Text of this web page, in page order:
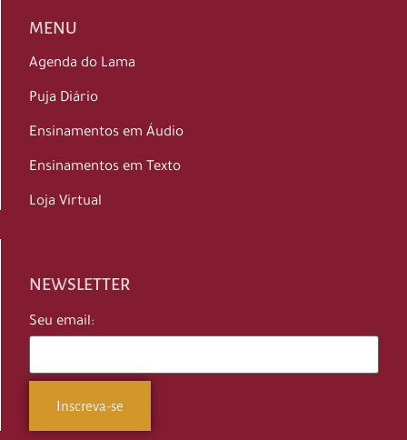
MENU
Agenda do Lama
Puja Diário
Ensinamentos em Áudio
Ensinamentos em Texto
Loja Virtual
NEWSLETTER
Seu email: